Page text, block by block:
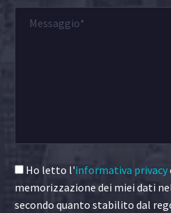
Ho letto l'informativa privacy
memorizzazione dei miei dati
secondo quanto stabilito dal